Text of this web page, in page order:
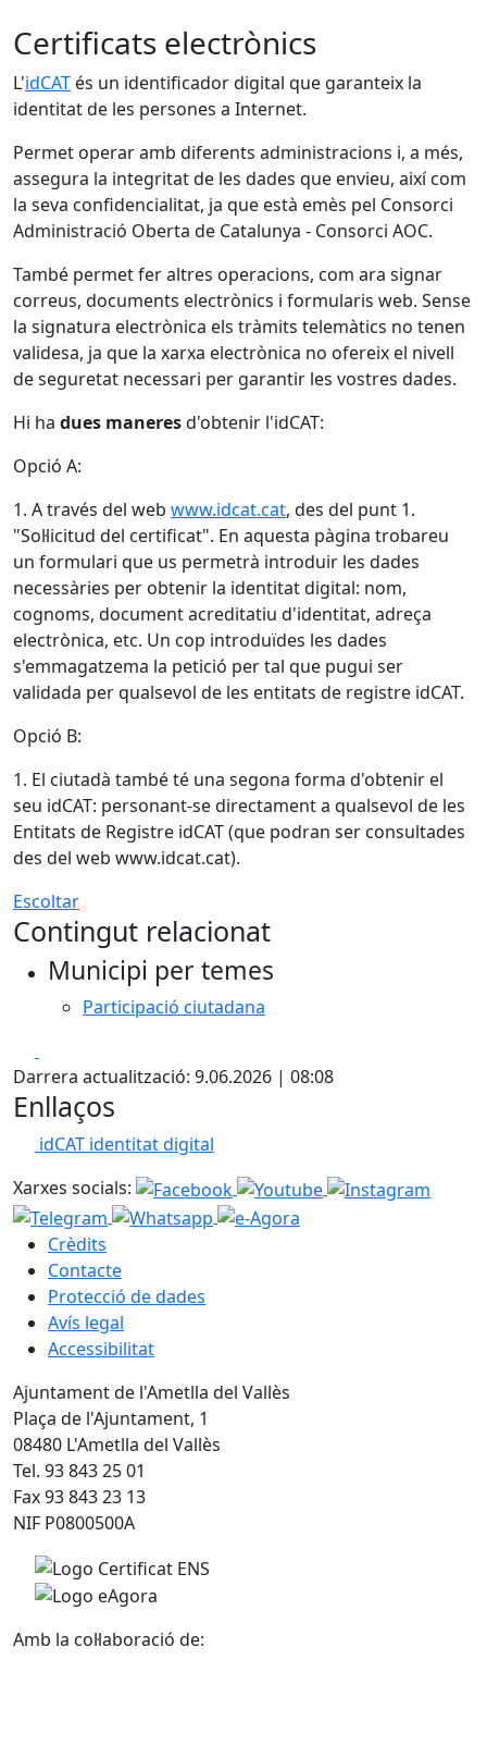
Certificats electrònics
L'idCAT és un identificador digital que garanteix la
identitat de les persones a Internet.
Permet operar amb diferents administracions i, a més,
assegura la integritat de les dades que envieu, així com
la seva confidencialitat, ja que està emès pel Consorci
Administració Oberta de Catalunya - Consorci AOC.
També permet fer altres operacions, com ara signar
correus, documents electrònics i formularis web. Sense
la signatura electrònica els tràmits telemàtics no tenen
validesa, ja que la xarxa electrònica no ofereix el nivell
de seguretat necessari per garantir les vostres dades.
Hi ha dues maneresd'obtenir l'idCAT:
Opció A:
1. A través del web www.idcat.cat, des del punt 1.
"Sol·licitud del certificat". En aquesta pàgina trobareu
un formulari que us permetrà introduir les dades
necessàries per obtenir la identitat digital: nom,
cognoms, document acreditatiu d'identitat, adreça
electrònica, etc. Un cop introduïdes les dades
s'emmagatzema la petició per tal que pugui ser
validada per qualsevol de les entitats de registre idCAT.
Opció B:
1. El ciutadà també té una segona forma d'obtenir el
seu idCAT: personant-se directament a qualsevol de les
Entitats de Registre idCAT (que podran ser consultades
des del web www.idcat.cat).
Escoltar
Contingut relacionat
Municipi per temes
Participació ciutadana
Darrera actualització: 9.06.2026 | 08:08
Enllaços
idCAT identitat digital
Xarxes socials:
Crèdits
Contacte
Protecció de dades
Avís legal
Accessibilitat
Ajuntament de l'Ametlla del Vallès
Plaça de l'Ajuntament, 1
08480 L'Ametlla del Vallès
Tel. 93 843 25 01
Fax 93 843 23 13
NIF P0800500A
Amb la col·laboració de: